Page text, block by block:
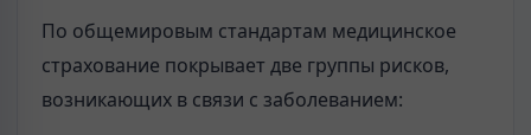
По общемировым стандартам медицинское
страхование покрывает две группы рисков,
возникающих в связи с заболеванием: